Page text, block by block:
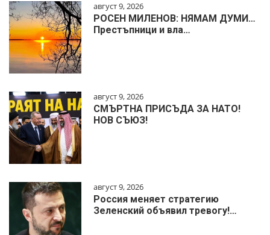
август 9, 2026
РОСЕН МИЛЕНОВ: НЯМАМ ДУМИ…
Престъпници и вла…
август 9, 2026
СМЪРТНА ПРИСЪДА ЗА НАТО!
НОВ СЪЮЗ!
август 9, 2026
Россия меняет стратегию
Зеленский объявил тревогу!…